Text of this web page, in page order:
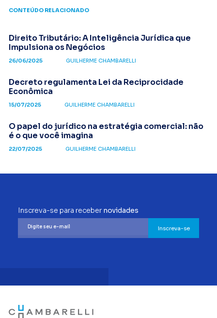
CONTEÚDO RELACIONADO
Direito Tributário: A Inteligência Jurídica que
Impulsiona os Negócios
26/06/2025 GUILHERME CHAMBARELLI
Decreto regulamenta Lei da Reciprocidade
Econômica
15/07/2025 GUILHERME CHAMBARELLI
O papel do jurídico na estratégia comercial: não
é o que você imagina
22/07/2025 GUILHERME CHAMBARELLI
Inscreva-se para receber novidades
Inscreva-se